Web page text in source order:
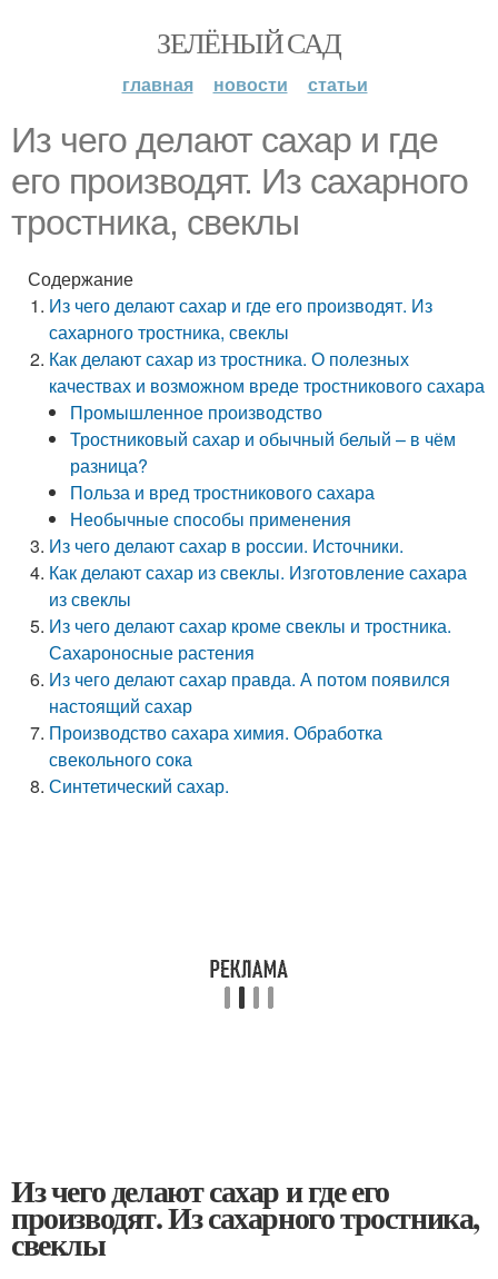
ЗЕЛЁНЫЙ САД
главная новости статьи
Из чего делают сахар и где
его производят. Из сахарного
тростника, свеклы
Содержание
Из чего делают сахар и где его производят. Из
сахарного тростника, свеклы
Как делают сахар из тростника. О полезных
качествах и возможном вреде тростникового сахара
Промышленное производство
Тростниковый сахар и обычный белый – в чём
разница?
Польза и вред тростникового сахара
Необычные способы применения
Из чего делают сахар в россии. Источники.
Как делают сахар из свеклы. Изготовление сахара
из свеклы
Из чего делают сахар кроме свеклы и тростника.
Сахароносные растения
Из чего делают сахар правда. А потом появился
настоящий сахар
Производство сахара химия. Обработка
свекольного сока
Синтетический сахар.
Из чего делают сахар и где его
производят. Из сахарного тростника,
свеклы